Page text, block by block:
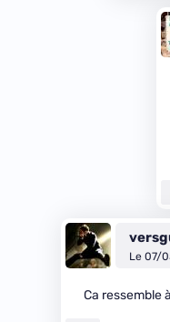
Le 07/
Ca ressemble